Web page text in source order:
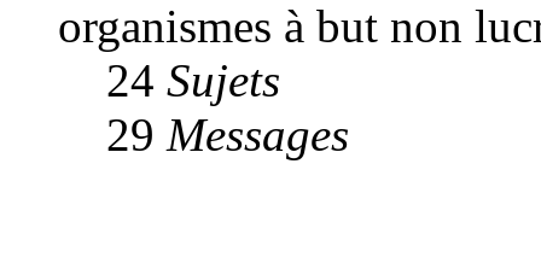
organismes à but non
24 Sujets
29 Messages